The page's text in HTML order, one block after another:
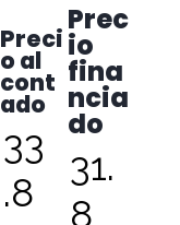
Preci
o al
cont
ado
33
.8
Prec
io
fina
ncia
do
31.
8